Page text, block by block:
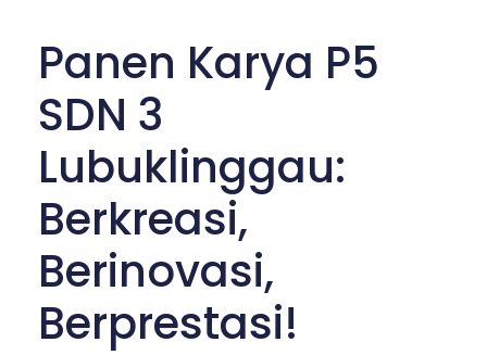
Panen Karya P5
SDN 3
Lubuklinggau:
Berkreasi,
Berinovasi,
Berprestasi!